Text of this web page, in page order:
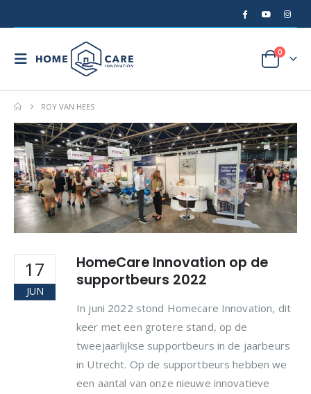
0
ROY VAN HEES
17
JUN
HomeCare Innovation op de
supportbeurs 2022
In juni 2022 stond Homecare Innovation, dit
keer met een grotere stand, op de
tweejaarlijkse supportbeurs in de jaarbeurs
in Utrecht. Op de supportbeurs hebben we
een aantal van onze nieuwe innovatieve